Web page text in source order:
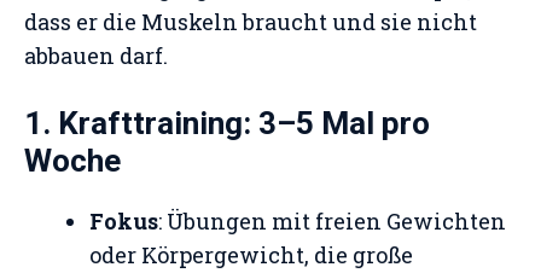
dass er die Muskeln braucht und sie nicht
abbauen darf.
1. Krafttraining: 3–5 Mal pro
Woche
Fokus: Übungen mit freien Gewichten
oder Körpergewicht, die große